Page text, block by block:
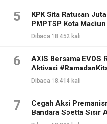
5
KPK Sita Ratusan
PMPTSP Kota Madiun
Dibaca 18.452 kali
6
AXIS Bersama EVOS
Aktivasi
Dibaca 18.414 kali
7
Cegah Aksi
Bandara Soetta Sisir